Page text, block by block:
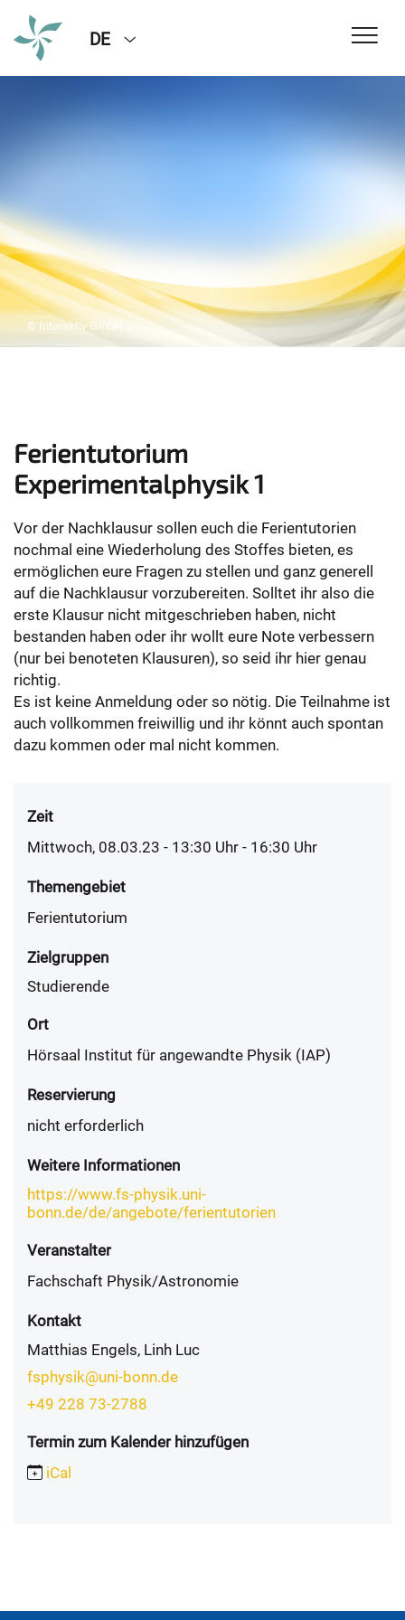
DE
© Interaktiv GmbH
Ferientutorium
Experimentalphysik 1
Vor der Nachklausur sollen euch die Ferientutorien
nochmal eine Wiederholung des Stoffes bieten, es
ermöglichen eure Fragen zu stellen und ganz generell
auf die Nachklausur vorzubereiten. Solltet ihr also die
erste Klausur nicht mitgeschrieben haben, nicht
bestanden haben oder ihr wollt eure Note verbessern
(nur bei benoteten Klausuren), so seid ihr hier genau
richtig.
Es ist keine Anmeldung oder so nötig. Die Teilnahme ist
auch vollkommen freiwillig und ihr könnt auch spontan
dazu kommen oder mal nicht kommen.
Zeit
Mittwoch, 08.03.23 - 13:30 Uhr - 16:30 Uhr
Themengebiet
Ferientutorium
Zielgruppen
Studierende
Ort
Hörsaal Institut für angewandte Physik (IAP)
Reservierung
nicht erforderlich
Weitere Informationen
https://www.fs-physik.uni-
bonn.de/de/angebote/ferientutorien
Veranstalter
Fachschaft Physik/Astronomie
Kontakt
Matthias Engels, Linh Luc
fsphysik@uni-bonn.de
+49 228 73-2788
Termin zum Kalender hinzufügen
iCal